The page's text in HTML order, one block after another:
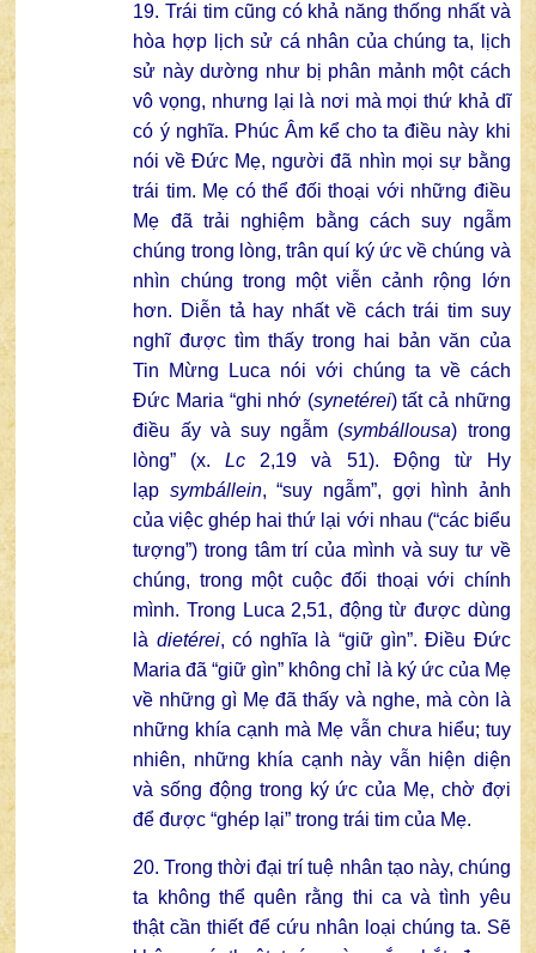
19. Trái tim cũng có khả năng thống nhất và
hòa hợp lịch sử cá nhân của chúng ta, lịch
sử này dường như bị phân mảnh một cách
vô vọng, nhưng lại là nơi mà mọi thứ khả dĩ
có ý nghĩa. Phúc Âm kể cho ta điều này khi
nói về Đức Mẹ, người đã nhìn mọi sự bằng
trái tim. Mẹ có thể đối thoại với những điều
Mẹ đã trải nghiệm bằng cách suy ngẫm
chúng trong lòng, trân quí ký ức về chúng và
nhìn chúng trong một viễn cảnh rộng lớn
hơn. Diễn tả hay nhất về cách trái tim suy
nghĩ được tìm thấy trong hai bản văn của
Tin Mừng Luca nói với chúng ta về cách
Đức Maria “ghi nhớ (synetérei) tất cả những
điều ấy và suy ngẫm (symbállousa) trong
lòng” (x.Lc 2,19 và 51). Động từ Hy
lạp symbállein, “suy ngẫm”, gợi hình ảnh
của việc ghép hai thứ lại với nhau (“các biểu
tượng”) trong tâm trí của mình và suy tư về
chúng, trong một cuộc đối thoại với chính
mình. Trong Luca 2,51, động từ được dùng
là dietérei, có nghĩa là “giữ gìn”. Điều Đức
Maria đã “giữ gìn” không chỉ là ký ức của Mẹ
về những gì Mẹ đã thấy và nghe, mà còn là
những khía cạnh mà Mẹ vẫn chưa hiểu; tuy
nhiên, những khía cạnh này vẫn hiện diện
và sống động trong ký ức của Mẹ, chờ đợi
để được “ghép lại” trong trái tim của Mẹ.
20. Trong thời đại trí tuệ nhân tạo này, chúng
ta không thể quên rằng thi ca và tình yêu
thật cần thiết để cứu nhân loại chúng ta. Sẽ